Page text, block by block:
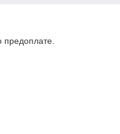
предоплате.